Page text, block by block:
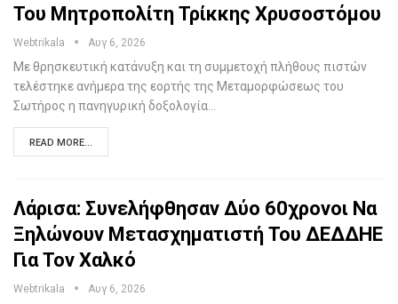
Του Μητροπολίτη Τρίκκης Χρυσοστόμου
Webtrikala Αυγ 6, 2026
Με θρησκευτική κατάνυξη και τη συμμετοχή πλήθους πιστών
τελέστηκε ανήμερα της εορτής της Μεταμορφώσεως του
Σωτήρος η πανηγυρική δοξολογία…
READ MORE...
Λάρισα: Συνελήφθησαν Δύο 60χρονοι Να
Ξηλώνουν Μετασχηματιστή Του ΔΕΔΔΗΕ
Για Τον Χαλκό
Webtrikala Αυγ 6, 2026